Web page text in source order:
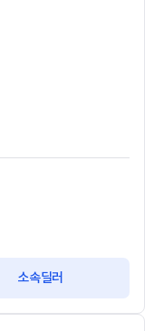
소속딜러